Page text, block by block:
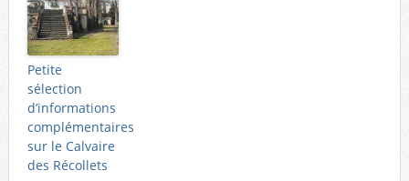
Petite
sélection
d’informations
complémentaires
sur le Calvaire
des Récollets